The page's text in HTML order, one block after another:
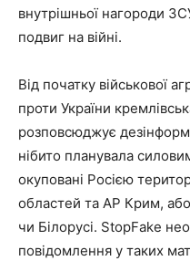
внутрішньої нагороди
подвиг на війні.
Від початку військової
проти України
розповсюджує
нібито планувала
окуповані Росією
областей та АР Крим, або
чи Білорусі. StopFake
повідомлення у таких